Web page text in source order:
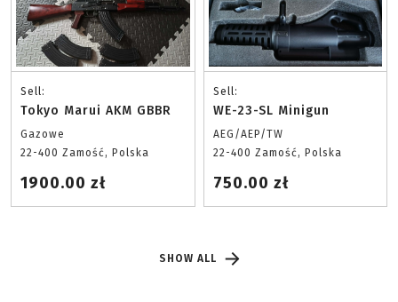
Sell:
Tokyo Marui AKM GBBR
Gazowe
22-400 Zamość, Polska
1900.00 zł
Sell:
WE-23-SL Minigun
AEG/AEP/TW
22-400 Zamość, Polska
750.00 zł
SHOW ALL